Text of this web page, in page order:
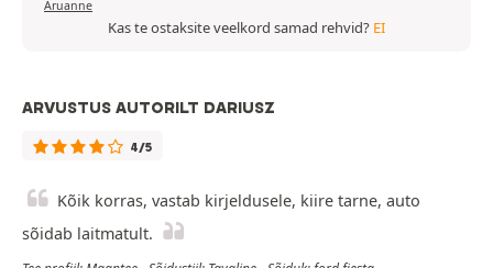
Aruanne
Kas te ostaksite veelkord samad rehvid? EI
ARVUSTUS AUTORILT DARIUSZ
4/5
Kõik korras, vastab kirjeldusele, kiire tarne, auto
sõidab laitmatult.